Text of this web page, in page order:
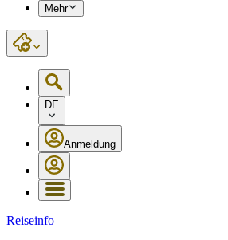
Mehr
DE
Anmeldung
Reiseinfo